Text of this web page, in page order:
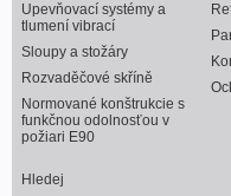
Upevňovací systémy a
tlumení vibrací
Sloupy a stožáry
Rozvaděčové skříně
Normované konštrukcie s
funkčnou odolnosťou v
požiari E90
Hledej